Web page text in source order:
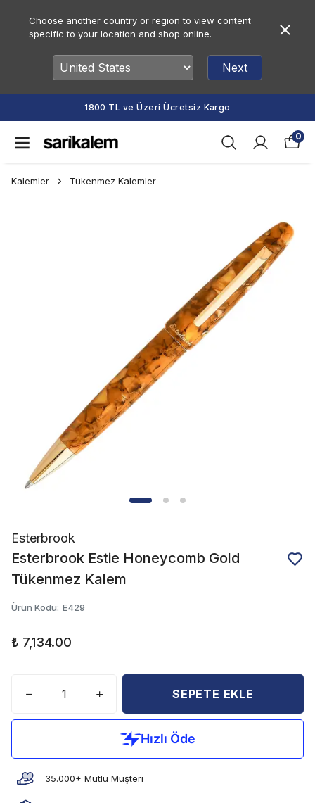
Choose another country or region to view content
specific to your location and shop online.
Next
1800 TL ve Üzeri Ücretsiz Kargo
0
Kalemler Tükenmez Kalemler
Esterbrook
Esterbrook Estie Honeycomb Gold
Tükenmez Kalem
Ürün Kodu: E429
₺ 7,134.00
SEPETE EKLE
35.000+ Mutlu Müşteri